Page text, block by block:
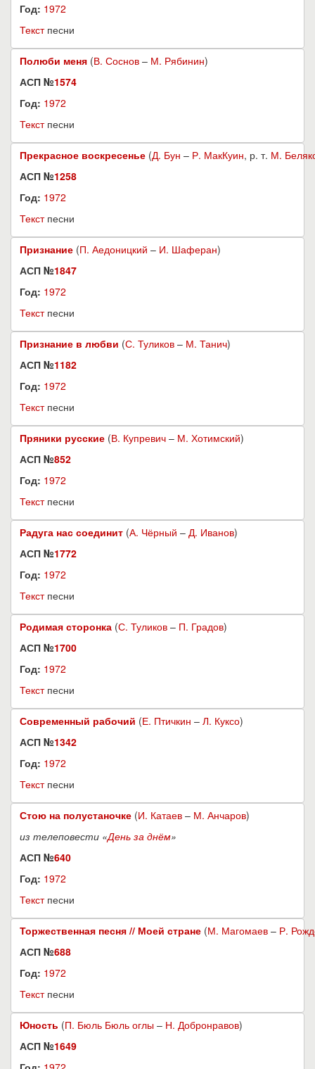
Год: 1972
Текстпесни
Полюби меня (В. Соснов – М. Рябинин)
АСП №1574
Год: 1972
Текстпесни
Прекрасное воскресенье (Д. Бун – Р. МакКуин, р. т. М.
АСП №1258
Год: 1972
Текстпесни
Признание (П. Аедоницкий – И. Шаферан)
АСП №1847
Год: 1972
Текстпесни
Признание в любви (С. Туликов – М. Танич)
АСП №1182
Год: 1972
Текстпесни
Пряники русские (В. Купревич – М. Хотимский)
АСП №852
Год: 1972
Текстпесни
Радуга нас соединит (А. Чёрный – Д. Иванов)
АСП №1772
Год: 1972
Текстпесни
Родимая сторонка (С. Туликов – П. Градов)
АСП №1700
Год: 1972
Текстпесни
Современный рабочий (Е. Птичкин – Л. Куксо)
АСП №1342
Год: 1972
Текстпесни
Стою на полустаночке (И. Катаев – М. Анчаров)
из телеповести «День за днём»
АСП №640
Год: 1972
Текстпесни
Торжественная песня // Моей стране (М. Магомаев – Р.
АСП №688
Год: 1972
Текстпесни
Юность (П. Бюль Бюль оглы – Н. Добронравов)
АСП №1649